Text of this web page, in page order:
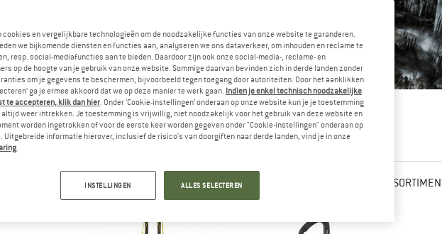
cookies en vergelijkbare technologieën om de noodzakelijke functies van onze website te garanderen.
we bijkomende diensten en functies aan, analyseren we ons dataverkeer, om inhouden en reclame te
resp. social-mediafuncties aan te bieden. Daardoor zijn ook onze social-media-, reclame- en
op de hoogte van je gebruik van onze website. Sommige daarvan bevinden zich in derde landen zonder
om je gegevens te beschermen, bijvoorbeeld tegen toegang door autoriteiten. Door het aanklikken
ga je ermee akkoord dat we op deze manier te werk gaan. Indien je enkel technisch noodzakelijke
te accepteren, klik dan hier. Onder ‘Cookie-instellingen’ onderaan op onze website kun je je toestemming
altijd weer intrekken. Je toestemming is vrijwillig, niet noodzakelijk voor het gebruik van deze website en
worden ingetrokken of voor de eerste keer worden gegeven onder "Cookie-instellingen" onderaan op
Uitgebreide informatie hierover, inclusief de risico's van doorgiften naar derde landen, vind je in onze
.
INSTELLINGEN ALLES SELECTEREN